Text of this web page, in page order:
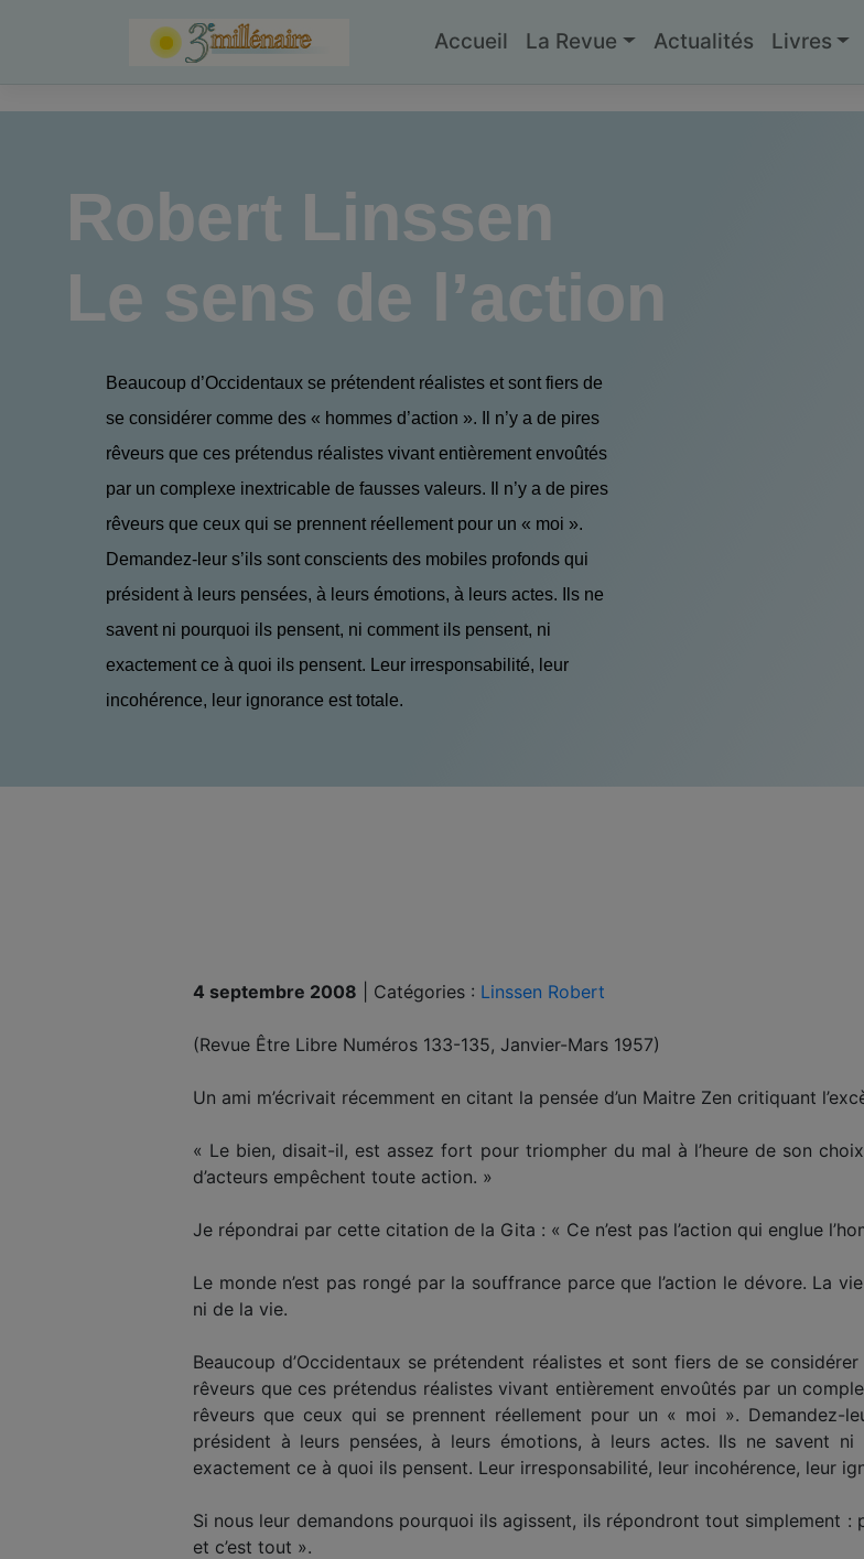
Accueil La Revue Actualités Livres
Robert Linssen
Le sens de l’action
Beaucoup d’Occidentaux se prétendent réalistes et sont fiers de
se considérer comme des « hommes d’action ». Il n’y a de pires
rêveurs que ces prétendus réalistes vivant entièrement envoûtés
par un complexe inextricable de fausses valeurs. Il n’y a de pires
rêveurs que ceux qui se prennent réellement pour un « moi ».
Demandez-leur s’ils sont conscients des mobiles profonds qui
président à leurs pensées, à leurs émotions, à leurs actes. Ils ne
savent ni pourquoi ils pensent, ni comment ils pensent, ni
exactement ce à quoi ils pensent. Leur irresponsabilité, leur
incohérence, leur ignorance est totale.
4 septembre 2008 Catégories : Linssen Robert
(Revue Être Libre Numéros 133-135, Janvier-Mars 1957)
Un ami m’écrivait récemment en citant la pensée d’un Maitre Zen critiquant
« Le bien, disait-il, est assez fort pour triompher du mal à l’heure de son
d’acteurs empêchent toute action. »
Je répondrai par cette citation de la Gita : « Ce n’est pas l’action qui englue
Le monde n’est pas rongé par la souffrance parce que l’action le dévore. La
ni de la vie.
Beaucoup d’Occidentaux se prétendent réalistes et sont fiers de se
rêveurs que ces prétendus réalistes vivant entièrement envoûtés par un
rêveurs que ceux qui se prennent réellement pour un « moi ». Demandez-
président à leurs pensées, à leurs émotions, à leurs actes. Ils ne savent
exactement ce à quoi ils pensent. Leur irresponsabilité, leur incohérence, leur
Si nous leur demandons pourquoi ils agissent, ils répondront tout simplement :
et c’est tout ».